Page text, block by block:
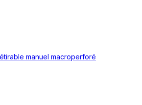
manuel macroperforé